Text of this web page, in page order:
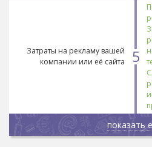
5
Затраты на рекламу вашей
компании или её сайта
показать